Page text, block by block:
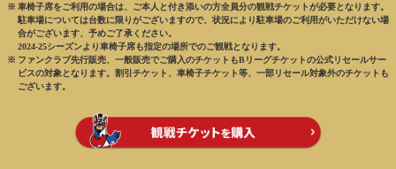
車椅子席をご利用の場合は、ご本人と付き添いの方全員分の観戦チケットが必要となります。
駐車場については台数に限りがございますので、状況により駐車場のご利用がいただけない場
合がございます、予めご了承ください。
2024-25シーズンより車椅子席も指定の場所でのご観戦となります。
ファンクラブ先行販売、一般販売でご購入のチケットもBリーグチケットの公式リセールサー
ビスの対象となります。割引チケット、車椅子チケット等、一部リセール対象外のチケットも
ございます。